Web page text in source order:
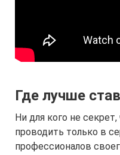
Где лучше
Ни для кого не
проводить только в
профессионалов